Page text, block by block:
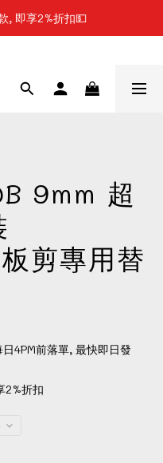
提點免運費📦📦
, 即享2%折扣💵
9mm 超
剪專用替
4PM前落單, 最快即日發
2%折扣